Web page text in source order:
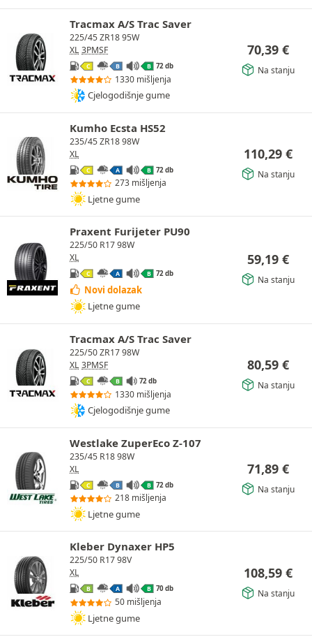
Tracmax A/S Trac Saver
225/45 ZR18 95W
XL 3PMSF
C B B 72 db
1330 mišljenja
Cjelogodišnje gume
70,39 €
Na stanju
Kumho Ecsta HS52
235/45 ZR18 98W
XL
C A B 72 db
273 mišljenja
Ljetne gume
110,29 €
Na stanju
Praxent Furijeter PU90
225/50 R17 98W
XL
C A B 72 db
Novi dolazak
Ljetne gume
59,19 €
Na stanju
Tracmax A/S Trac Saver
225/50 ZR17 98W
XL 3PMSF
C B 72 db
1330 mišljenja
Cjelogodišnje gume
80,59 €
Na stanju
Westlake ZuperEco Z-107
235/45 R18 98W
XL
C B B 72 db
218 mišljenja
Ljetne gume
71,89 €
Na stanju
Kleber Dynaxer HP5
225/50 R17 98V
XL
B A B 70 db
50 mišljenja
Ljetne gume
108,59 €
Na stanju